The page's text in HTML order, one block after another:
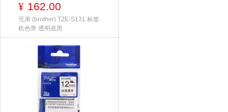
¥ 162.00
兄弟 (brother) TZE-S131 标签
机色带 透明底黑